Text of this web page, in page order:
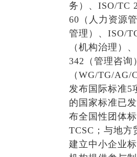
务）、ISO/TC
60（人力资源
管理）、ISO/
（机构治理）
342（管理咨询
（WG/TG/
发布国际标准5
的国家标准已
布全国性团体
TCSC；与地
建立中小企业